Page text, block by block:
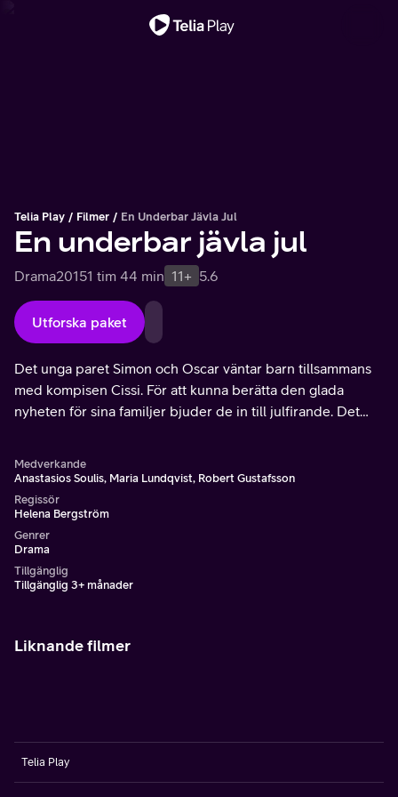
Telia Play Filmer En Underbar Jävla Jul
En underbar jävla jul
Drama20151 tim 44 min 11+ 5.6
Utforska paket
Det unga paret Simon och Oscar väntar barn tillsammans
med kompisen Cissi. För att kunna berätta den glada
nyheten för sina familjer bjuder de in till julfirande. Det
Medverkande
Anastasios Soulis, Maria Lundqvist, Robert Gustafsson
Regissör
Helena Bergström
Genrer
Drama
Tillgänglig
Tillgänglig 3+ månader
Liknande filmer
Telia Play